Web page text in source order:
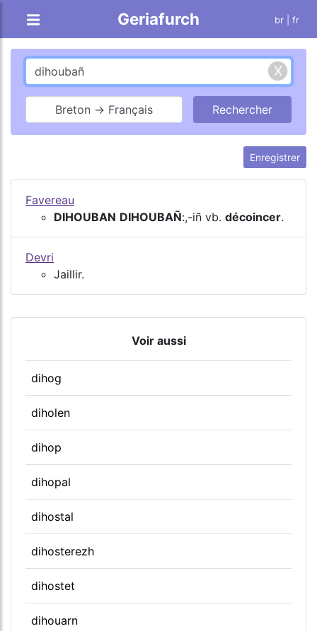
Geriafurch br | fr
Breton → Français
Enregistrer
Favereau
DIHOUBAN DIHOUBAÑ:,-iñ vb. décoincer.
Devri
Jaillir.
Voir aussi
dihog
diholen
dihop
dihopal
dihostal
dihosterezh
dihostet
dihouarn